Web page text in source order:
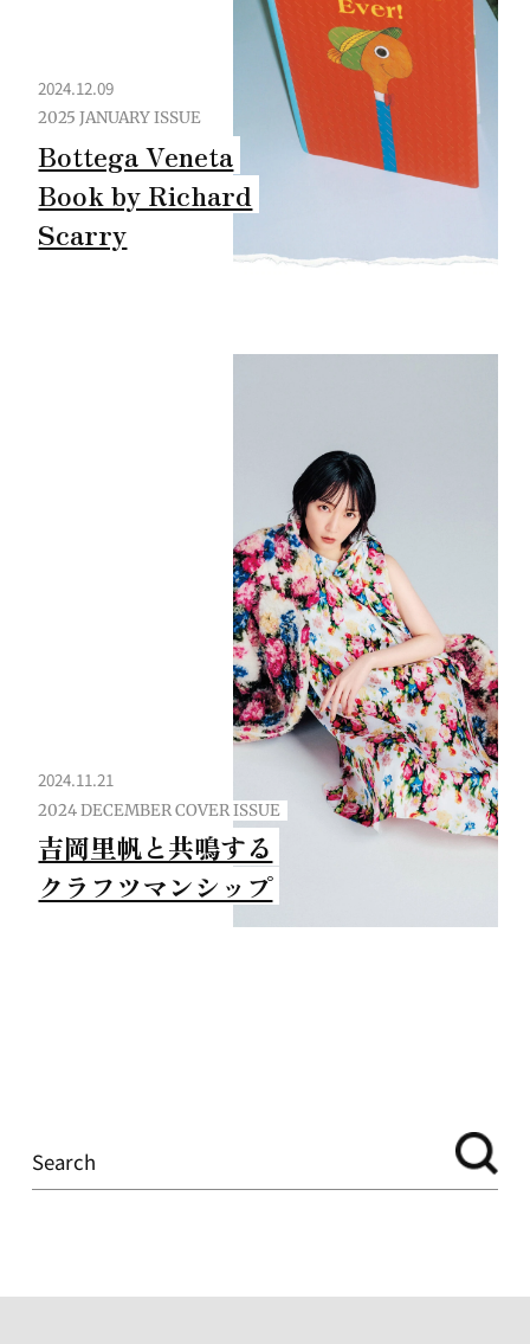
2024.12.09
2025 JANUARY ISSUE
Bottega Veneta
Book by Richard
Scarry
2024.11.21
2024 DECEMBER COVER ISSUE
吉岡里帆と共鳴する
クラフツマンシップ